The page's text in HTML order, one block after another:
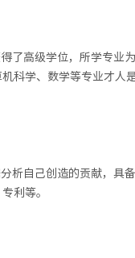
了高级学位，所学专业
科学、数学等专业才人
析自己创造的贡献，具
利等。